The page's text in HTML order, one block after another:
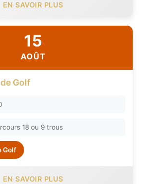
EN SAVOIR PLUS
15
AOÛT
Golf
18 ou 9 trous
Golf
EN SAVOIR PLUS